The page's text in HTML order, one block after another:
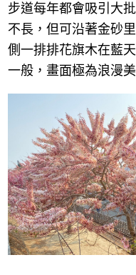
步道每年都會吸引大
不長，但可沿著金砂
側一排排花旗木在藍
一般，畫面極為浪漫